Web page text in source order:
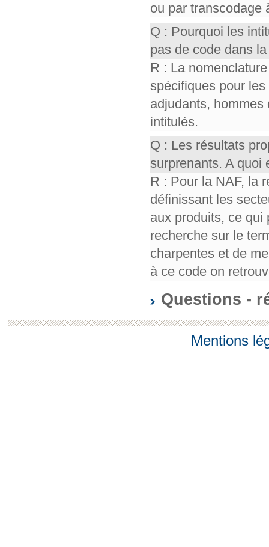
ou par transcodage
Q : Pourquoi les
pas de code dans
R : La
spécifiques pour
adjudants,
intitulés.
Q : Les résultats
surprenants. A quoi
R : Pour la NAF, la
définissant les
aux produits, ce qui
recherche sur le
charpentes et de
à ce code on
Questions -
Mentions